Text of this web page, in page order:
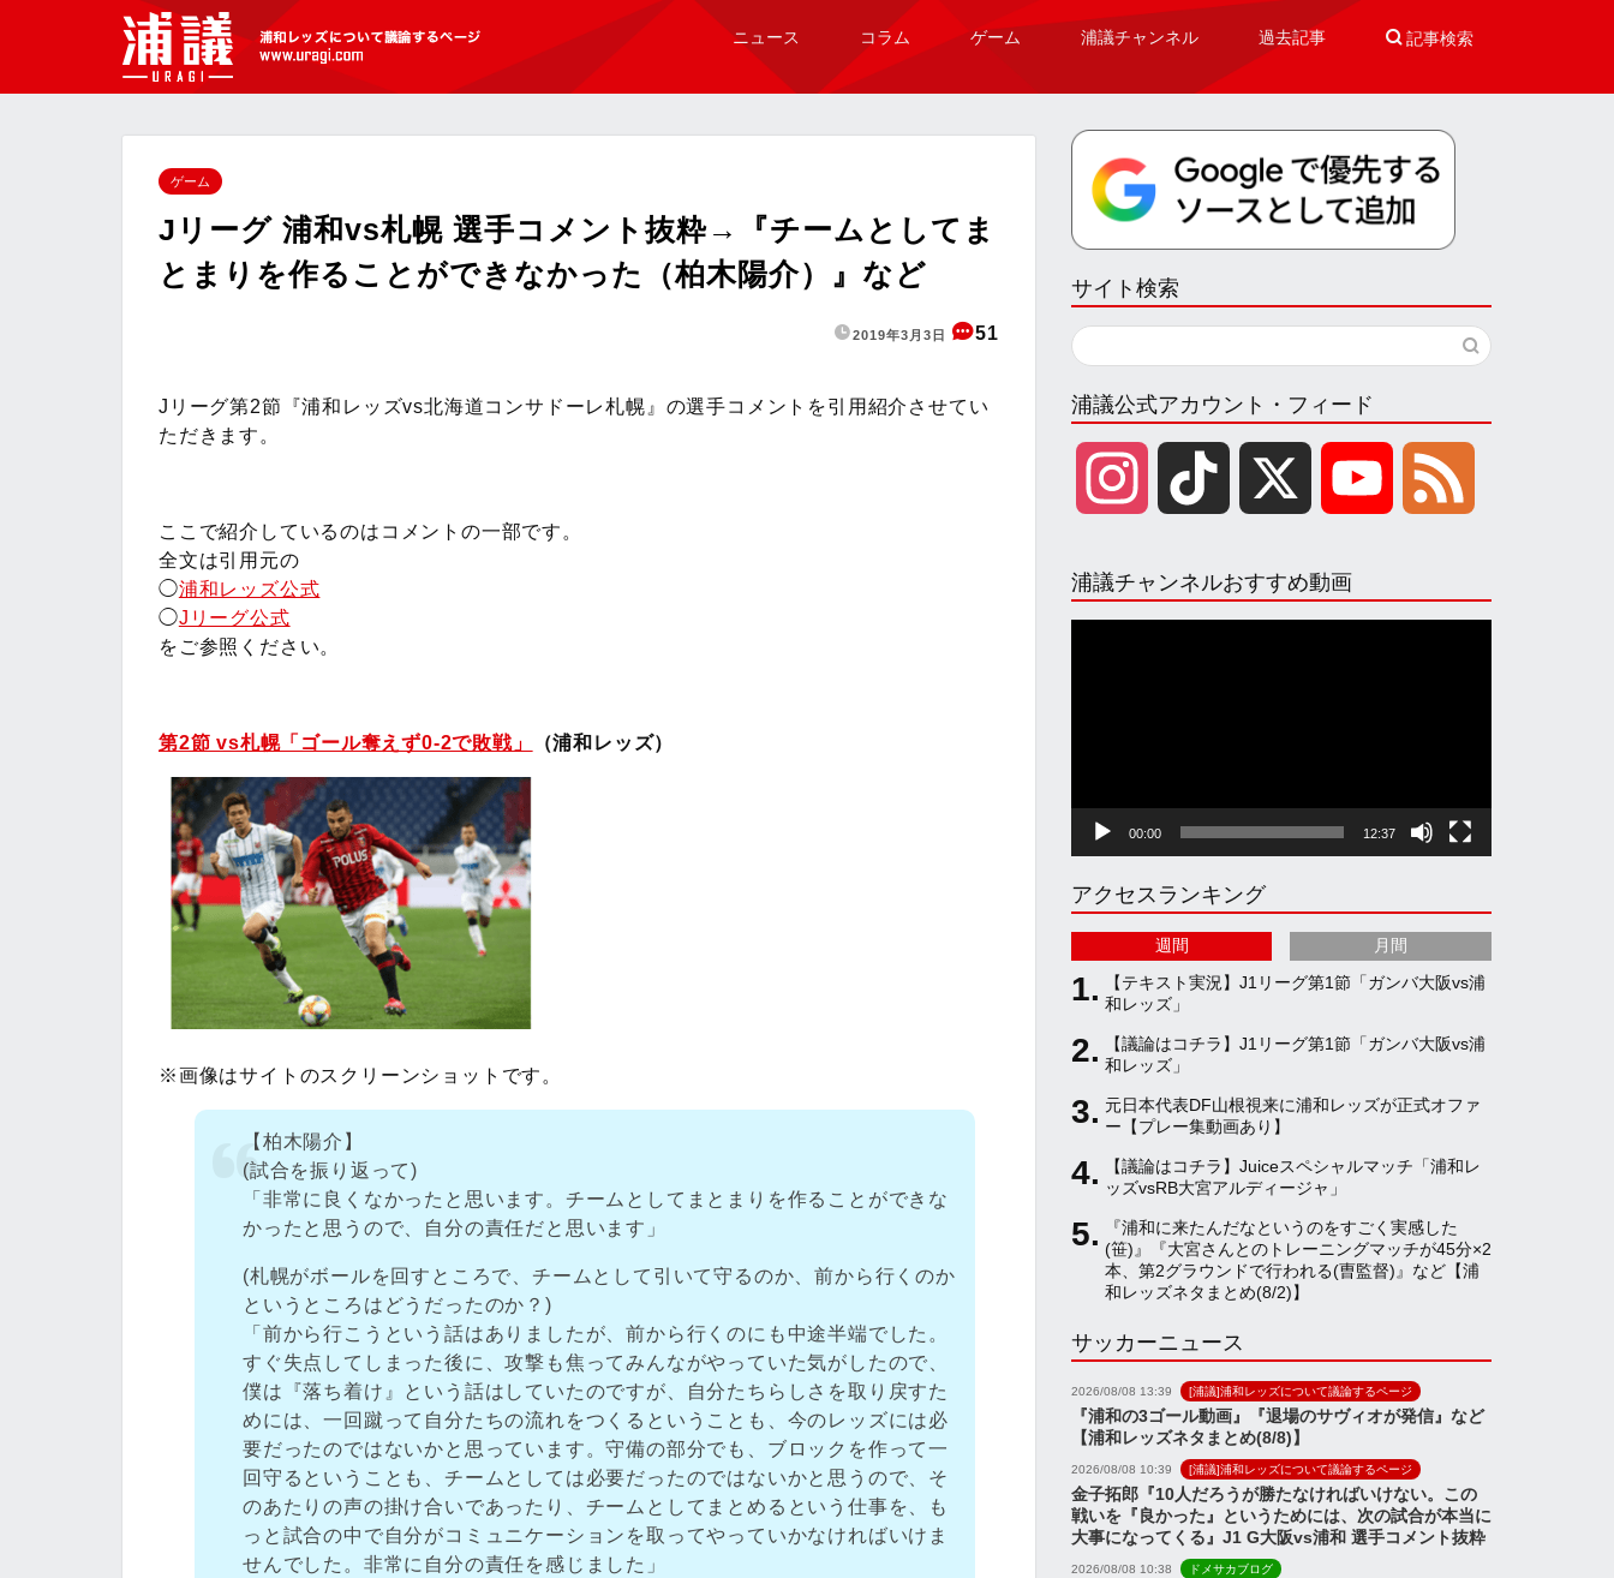
[浦議]浦和レッズについて議論するペ
ニュース コラム ゲーム 浦議チャンネル 過去記事  記事検索
ゲーム
Jリーグ 浦和vs札幌 選手コメント抜粋→『チームとしてま
とまりを作ることができなかった（柏木陽介）』など
2019年3月3日 51
Jリーグ第2節『浦和レッズvs北海道コンサドーレ札幌』の選手コメントを引用紹介させてい
ただきます。
ここで紹介しているのはコメントの一部です。
全文は引用元の
◯浦和レッズ公式
◯Jリーグ公式
をご参照ください。
第2節 vs札幌「ゴール奪えず0-2で敗戦」 （浦和レッズ）
※画像はサイトのスクリーンショットです。
【柏木陽介】
(試合を振り返って)
「非常に良くなかったと思います。チームとしてまとまりを作ることができな
かったと思うので、自分の責任だと思います」
(札幌がボールを回すところで、チームとして引いて守るのか、前から行くのか
というところはどうだったのか？)
「前から行こうという話はありましたが、前から行くのにも中途半端でした。
すぐ失点してしまった後に、攻撃も焦ってみんながやっていた気がしたので、
僕は『落ち着け』という話はしていたのですが、自分たちらしさを取り戻すた
めには、一回蹴って自分たちの流れをつくるということも、今のレッズには必
要だったのではないかと思っています。守備の部分でも、ブロックを作って一
回守るということも、チームとしては必要だったのではないかと思うので、そ
のあたりの声の掛け合いであったり、チームとしてまとめるという仕事を、も
っと試合の中で自分がコミュニケーションを取ってやっていかなければいけま
せんでした。非常に自分の責任を感じました」
サイト検索
浦議公式アカウント・フィード
s
g
r
a
m
k
k
u
b
e
C
h
n
l
e
浦議チャンネルおすすめ動画
00:00 12:37
アクセスランキング
週間 月間
【テキスト実況】J1リーグ第1節「ガンバ大阪vs浦
和レッズ」
【議論はコチラ】J1リーグ第1節「ガンバ大阪vs浦
和レッズ」
元日本代表DF山根視来に浦和レッズが正式オファ
ー【プレー集動画あり】
【議論はコチラ】Juiceスペシャルマッチ「浦和レ
ッズvsRB大宮アルディージャ」
『浦和に来たんだなというのをすごく実感した
(笹)』『大宮さんとのトレーニングマッチが45分×2
本、第2グラウンドで行われる(曺監督)』など【浦
和レッズネタまとめ(8/2)】
サッカーニュース
2026/08/08 13:39 [浦議]浦和レッズについて議論するページ
『浦和の3ゴール動画』『退場のサヴィオが発信』など
【浦和レッズネタまとめ(8/8)】
2026/08/08 10:39 [浦議]浦和レッズについて議論するページ
金子拓郎『10人だろうが勝たなければいけない。この
戦いを『良かった』というためには、次の試合が本当に
大事になってくる』J1 G大阪vs浦和 選手コメント抜粋
2026/08/08 10:38 ドメサカブログ